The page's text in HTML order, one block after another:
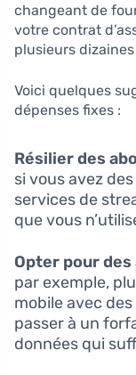
changeant de
votre contrat
plusieurs
Voici quelques
dépenses fixes :
Résilier des
si vous avez
services de
que vous
Opter pour
par exemple,
mobile avec
passer à un
données qui